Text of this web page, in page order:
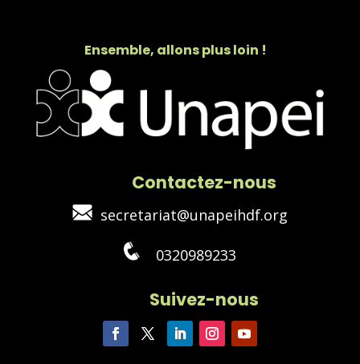
Ensemble, allons plus loin !
Contactez-nous
secretariat@unapeihdf.org
0320989233
Suivez-nous